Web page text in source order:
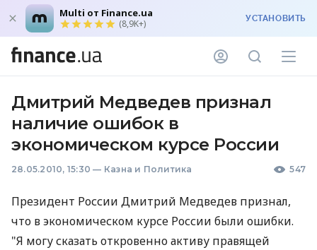
Multi от Finance.ua
(8,9K+) УСТАНОВИТЬ
Дмитрий Медведев признал
наличие ошибок в
экономическом курсе России
28.05.2010, 15:30 — Казна и Политика 547
Президент России Дмитрий Медведев признал,
что в экономическом курсе России были ошибки.
"Я могу сказать откровенно активу правящей